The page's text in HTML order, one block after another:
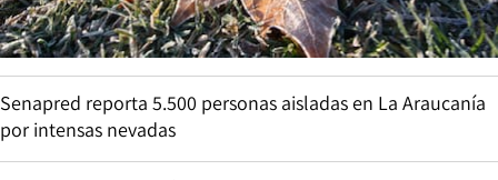
Senapred reporta 5.500 personas aisladas en La Araucanía
por intensas nevadas